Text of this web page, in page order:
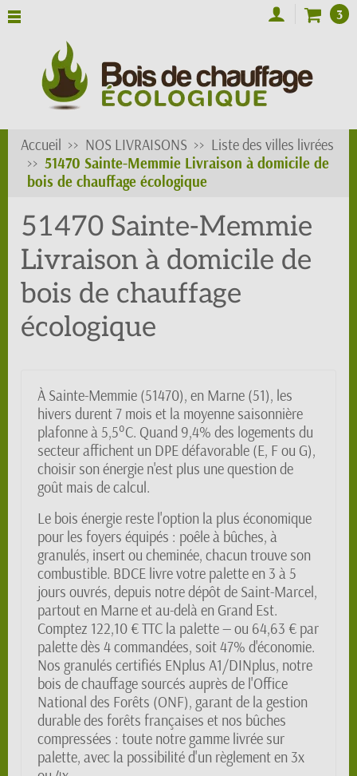
3
Accueil NOS LIVRAISONS
Liste des villes livrées
51470 Sainte-Memmie Livraison à domicile de
bois de chauffage écologique
51470 Sainte-Memmie
Livraison à domicile de
bois de chauffage
écologique
À Sainte-Memmie (51470), en Marne (51), les
hivers durent 7 mois et la moyenne saisonnière
plafonne à 5,5°C. Quand 9,4% des logements du
secteur affichent un DPE défavorable (E, F ou G),
choisir son énergie n'est plus une question de
goût mais de calcul.
Le bois énergie reste l'option la plus économique
pour les foyers équipés : poêle à bûches, à
granulés, insert ou cheminée, chacun trouve son
combustible. BDCE livre votre palette en 3 à 5
jours ouvrés, depuis notre dépôt de Saint-Marcel,
partout en Marne et au-delà en Grand Est.
Comptez 122,10 € TTC la palette — ou 64,63 € par
palette dès 4 commandées, soit 47% d'économie.
Nos granulés certifiés ENplus A1/DINplus, notre
bois de chauffage sourcés auprès de l'Office
National des Forêts (ONF), garant de la gestion
durable des forêts françaises et nos bûches
compressées : toute notre gamme livrée sur
palette, avec la possibilité d'un règlement en 3x